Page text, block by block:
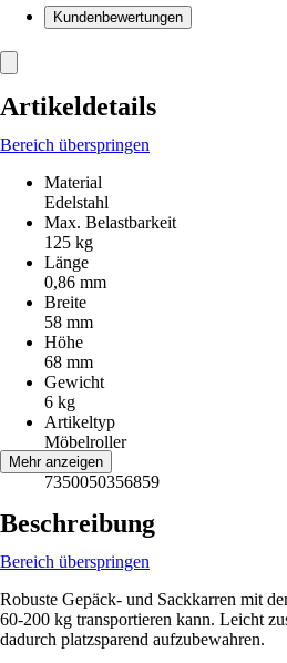
Kundenbewertungen
Artikeldetails
Bereich überspringen
Material
Edelstahl
Max. Belastbarkeit
125 kg
Länge
0,86 mm
Breite
58 mm
Höhe
68 mm
Gewicht
6 kg
Artikeltyp
Möbelroller
EAN
7350050356859
Mehr anzeigen
Beschreibung
Bereich überspringen
Robuste Gepäck- und Sackkarren mit
60-200 kg transportieren kann. Leicht
dadurch platzsparend aufzubewahren.